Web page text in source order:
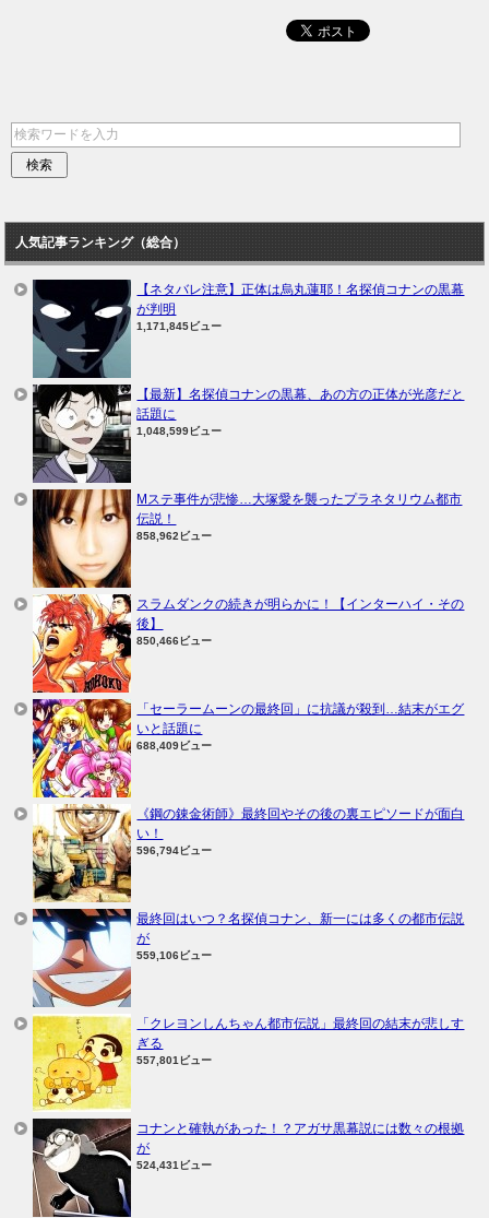
人気記事ランキング（総合）
【ネタバレ注意】正体は烏丸蓮耶！名探偵コナンの黒幕
が判明
1,171,845ビュー
【最新】名探偵コナンの黒幕、あの方の正体が光彦だと
話題に
1,048,599ビュー
Mステ事件が悲惨…大塚愛を襲ったプラネタリウム都市
伝説！
858,962ビュー
スラムダンクの続きが明らかに！【インターハイ・その
後】
850,466ビュー
「セーラームーンの最終回」に抗議が殺到…結末がエグ
いと話題に
688,409ビュー
《鋼の錬金術師》最終回やその後の裏エピソードが面白
い！
596,794ビュー
最終回はいつ？名探偵コナン、新一には多くの都市伝説
が
559,106ビュー
「クレヨンしんちゃん都市伝説」最終回の結末が悲しす
ぎる
557,801ビュー
コナンと確執があった！？アガサ黒幕説には数々の根拠
が
524,431ビュー